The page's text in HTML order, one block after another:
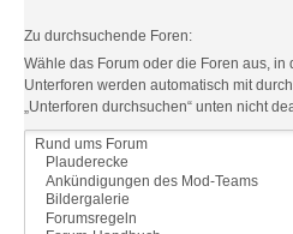
Zu durchsuchende Foren:
Wähle das Forum oder die Foren aus,
Unterforen werden automatisch mit
„Unterforen durchsuchen“ unten nicht